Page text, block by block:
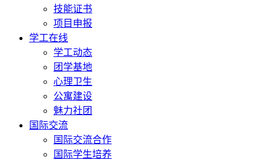
技能证书
项目申报
学工在线
学工动态
团学基地
心理卫生
公寓建设
魅力社团
国际交流
国际交流合作
国际学生培养